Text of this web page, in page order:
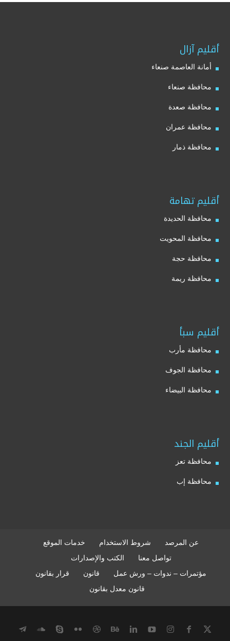
أقليم آزال
أمانة العاصمة صنعاء
محافظة صنعاء
محافظة صعدة
محافظة عمران
محافظة ذمار
أقليم تهامة
محافظة الحديدة
محافظة المحويت
محافظة حجة
محافظة ريمة
أقليم سبأ
محافظة مأرب
محافظة الجوف
محافظة البيضاء
أقليم الجند
محافظة تعز
محافظة إب
عن المرصد شروط الاستخدام
خدمات الموقع
تواصل معنا
الكتب والإصدارات
مؤتمرات – ندوات – ورش عمل
قانون
قرار بقانون
قانون معدل بقانون